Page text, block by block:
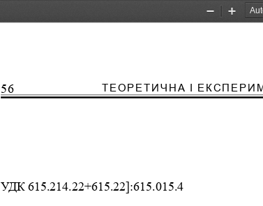
Zoom
Zoom
56 ÒÅÎÐÅÒÈ×ÍÀ ²
ÓÄÊ 615.214.22+615.22]:615.015.4